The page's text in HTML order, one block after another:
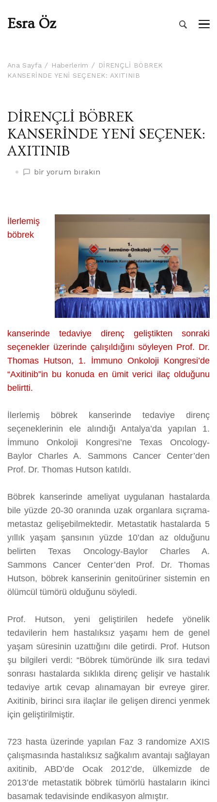
Esra Öz
Ana Sayfa Haberlerim
DİRENÇLİ BÖBREK
KANSERİNDE YENİ SEÇENEK: AXITINIB
DİRENÇLİ BÖBREK
KANSERİNDE YENİ SEÇENEK:
AXITINIB
DİRENÇLİ
SEÇENEK:
bir yorum bırakın
İlerlemiş
böbrek
kanserinde tedaviye direnç geliştikten sonraki
seçenekler üzerinde çalışıldığını söyleyen Prof. Dr.
Thomas Hutson, 1. İmmuno Onkoloji Kongresi’de
“Axitinib”in bu konuda en ümit verici ilaç olduğunu
belirtti.
İlerlemiş böbrek kanserinde tedaviye direnç
seçeneklerinin ele alındığı Antalya’da yapılan 1.
İmmuno Onkoloji Kongresi’ne Texas Oncology-
Baylor Charles A. Sammons Cancer Center’den
Prof. Dr. Thomas Hutson katıldı.
Böbrek kanserinde ameliyat uygulanan hastalarda
bile yüzde 20-30 oranında uzak organlara sıçrama-
metastaz gelişebilmektedir. Metastatik hastalarda 5
yıllık yaşam şansının yüzde 10’dan az olduğunu
belirten Texas Oncology-Baylor Charles A.
Sammons Cancer Center’den Prof. Dr. Thomas
Hutson, böbrek kanserinin genitoüriner sistemin en
ölümcül tümörü olduğunu söyledi.
Prof. Hutson, yeni geliştirilen hedefe yönelik
tedavilerin hem hastalıksız yaşamı hem de genel
yaşam süresinin uzattığını dile getirdi. Prof. Hutson
şu bilgileri verdi: “Böbrek tümöründe ilk sıra tedavi
sonrası hastalarda sıklıkla direnç gelişir ve hastalık
tedaviye artık cevap alınamayan bir evreye girer.
Axitinib, birinci sıra ilaçlar ile gelişen direnci yenmek
için geliştirilmiştir.
723 hasta üzerinde yapılan Faz 3 randomize AXIS
çalışmasında hastalıksız sağkalım avantajı sağlayan
axitinib, ABD’de Ocak 2012’de, ülkemizde de
2013’de metastatik böbrek tümörlü hastaların ikinci
basamak tedavisinde endikasyon almıştır.